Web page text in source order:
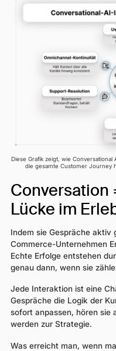
Diese Grafik zeigt, wie
die gesamte Customer Journey
Conversation
Lücke im
Indem sie Gespräche aktiv
Commerce-Unternehmen
Echte Erfolge entstehen
genau dann, wenn sie
Jede Interaktion ist eine
Gespräche die Logik der
sofort anpassen, hören sie
werden zur Strategie.
Was erreicht man, wenn